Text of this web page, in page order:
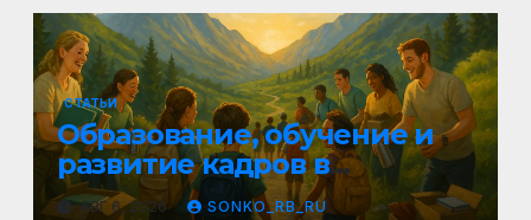
СТАТЬИ
Образование, обучение и
развитие кадров в
социально
АВГ 6, 2026 SONKO_RB_RU